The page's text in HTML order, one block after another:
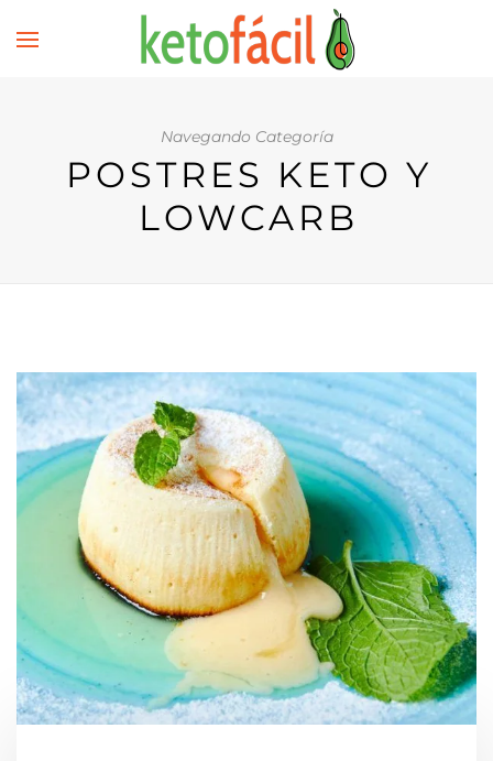
Navegando Categoría
POSTRES KETO Y
LOWCARB